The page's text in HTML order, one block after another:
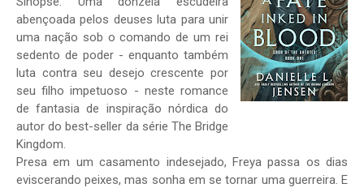
abençoada pelos deuses luta para unir
uma nação sob o comando de um rei
sedento de poder - enquanto também
luta contra seu desejo crescente por
seu filho impetuoso - neste romance
de fantasia de inspiração nórdica do
autor do best-seller da série The Bridge
Kingdom.
Presa em um casamento indesejado, Freya passa os dias
eviscerando peixes, mas sonha em se tornar uma guerreira. E